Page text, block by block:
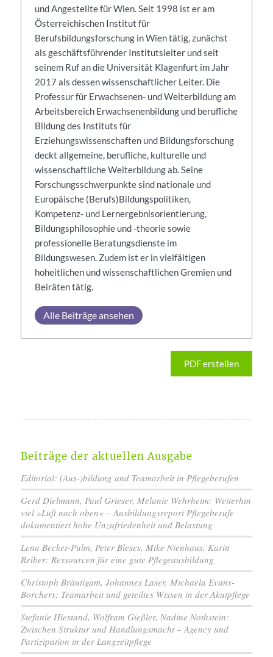
und Angestellte für Wien. Seit 1998 ist er am
Österreichischen Institut für
Berufsbildungsforschung in Wien tätig, zunächst
als geschäftsführender Institutsleiter und seit
seinem Ruf an die Universität Klagenfurt im Jahr
2017 als dessen wissenschaftlicher Leiter. Die
Professur für Erwachsenen- und Weiterbildung am
Arbeitsbereich Erwachsenenbildung und berufliche
Bildung des Instituts für
Erziehungswissenschaften und Bildungsforschung
deckt allgemeine, berufliche, kulturelle und
wissenschaftliche Weiterbildung ab. Seine
Forschungsschwerpunkte sind nationale und
Europäische (Berufs)Bildungspolitiken,
Kompetenz- und Lernergebnisorientierung,
Bildungsphilosophie und -theorie sowie
professionelle Beratungsdienste im
Bildungswesen. Zudem ist er in vielfältigen
hoheitlichen und wissenschaftlichen Gremien und
Beiräten tätig.
Alle Beiträge ansehen
PDF erstellen
Beiträge der aktuellen Ausgabe
Editorial: (Aus-)bildung und Teamarbeit in Pflegeberufen
Gerd Dielmann, Paul Grieser, Melanie Wehrheim: Weiterhin
viel »Luft nach oben« – Ausbildungsreport Pflegeberufe
dokumentiert hohe Unzufriedenheit und Belastung
Lena Becker-Pülm, Peter Bleses, Mike Nienhaus, Karin
Reiber: Ressourcen für eine gute Pflegeausbildung
Christoph Bräutigam, Johannes Laser, Michaela Evans-
Borchers: Teamarbeit und geteiltes Wissen in der Akutpflege
Stefanie Hiestand, Wolfram Gießler, Nadine Nothstein:
Zwischen Struktur und Handlungsmacht – Agency und
Partizipation in der Langzeitpflege